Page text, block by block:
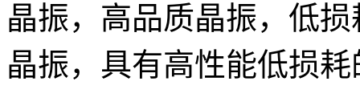
晶振，高品质晶振，低
晶振，具有高性能低损